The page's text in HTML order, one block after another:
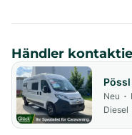
Händler
Neu •
Diesel